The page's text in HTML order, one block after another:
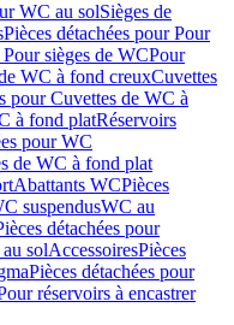
WC au solSièges de
Pièces détachées pour Pour
sièges de WCPour
WC à fond creuxCuvettes
pour Cuvettes de WC à
à fond platRéservoirs
pour WC
de WC à fond plat
Abattants WCPièces
suspendusWC au
détachées pour
solAccessoiresPièces
Pièces détachées pour
réservoirs à encastrer